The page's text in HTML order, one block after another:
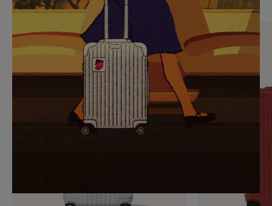
SIE,
UM
ANZUHALTEN
AUFHEBEN
DER
STUMMSCHALTUNG